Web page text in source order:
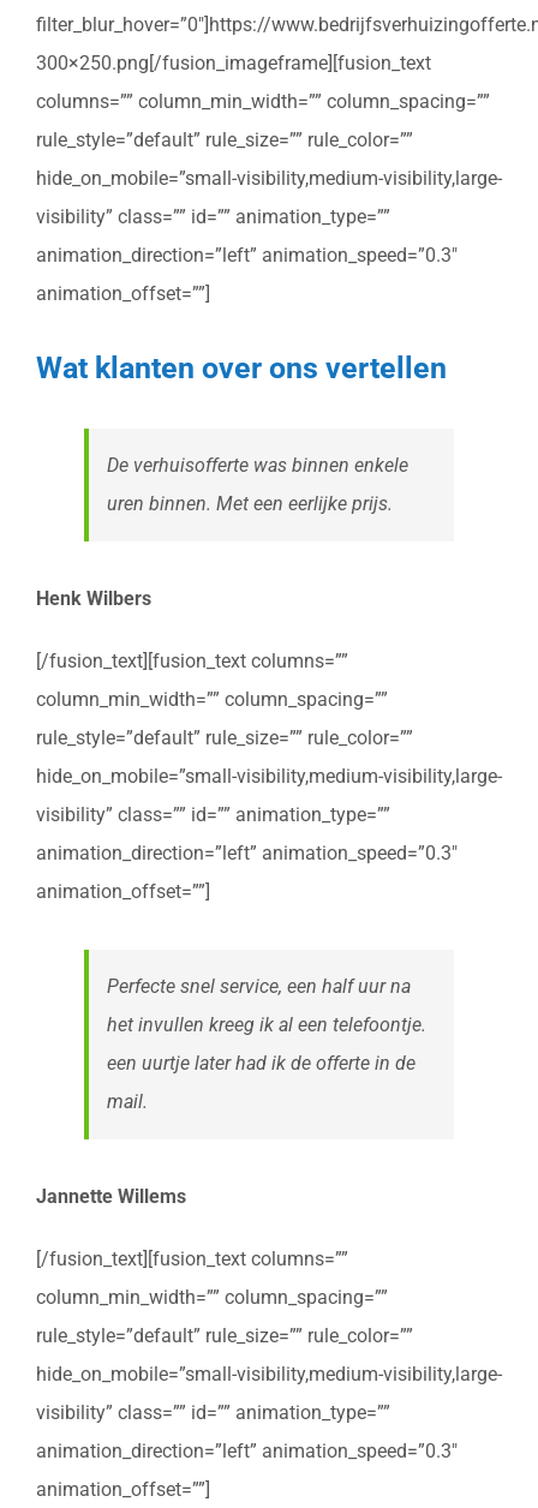
filter_blur_hover=”0″]https://
300×250.png[/fusion_imageframe][fusion_text
columns=”” column_min_width=”” column_spacing=””
rule_style=”default” rule_size=”” rule_color=””
hide_on_mobile=”small-visibility,medium-visibility,large-
visibility” class=”” id=”” animation_type=””
animation_direction=”left” animation_speed=”0.3″
animation_offset=””]
Wat klanten over ons vertellen
De verhuisofferte was binnen enkele
uren binnen. Met een eerlijke prijs.
Henk Wilbers
[/fusion_text][fusion_text columns=””
column_min_width=”” column_spacing=””
rule_style=”default” rule_size=”” rule_color=””
hide_on_mobile=”small-visibility,medium-visibility,large-
visibility” class=”” id=”” animation_type=””
animation_direction=”left” animation_speed=”0.3″
animation_offset=””]
Perfecte snel service, een half uur na
het invullen kreeg ik al een telefoontje.
een uurtje later had ik de offerte in de
mail.
Jannette Willems
[/fusion_text][fusion_text columns=””
column_min_width=”” column_spacing=””
rule_style=”default” rule_size=”” rule_color=””
hide_on_mobile=”small-visibility,medium-visibility,large-
visibility” class=”” id=”” animation_type=””
animation_direction=”left” animation_speed=”0.3″
animation_offset=””]